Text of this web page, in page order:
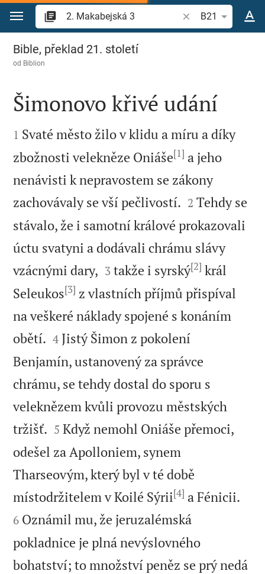
Přejít na obsah
Vyhledat biblický
B21
2. Makabejská 3
Bible, překlad 21. století
od Biblion

Šimonovo křivé udání

1 Svaté město žilo v klidu a míru a díky
zbožnosti velekněze Oniáše[1] a jeho
nenávisti k nepravostem se zákony
zachovávaly se vší pečlivostí. 

2 Tehdy se
stávalo, že i samotní králové prokazovali
úctu svatyni a dodávali chrámu slávy
vzácnými dary, 

3 takže i syrský[2] král
Seleukos[3] z vlastních příjmů přispíval
na veškeré náklady spojené s konáním
obětí. 

4 Jistý Šimon z pokolení
Benjamín, ustanovený za správce
chrámu, se tehdy dostal do sporu s
veleknězem kvůli provozu městských
tržišť. 

5 Když nemohl Oniáše přemoci,
odešel za Apolloniem, synem
Tharseovým, který byl v té době
místodržitelem v Koilé Sýrii[4] a Fénicii.
6 Oznámil mu, že jeruzalémská
pokladnice je plná nevýslovného
bohatství; to množství peněz se prý nedá